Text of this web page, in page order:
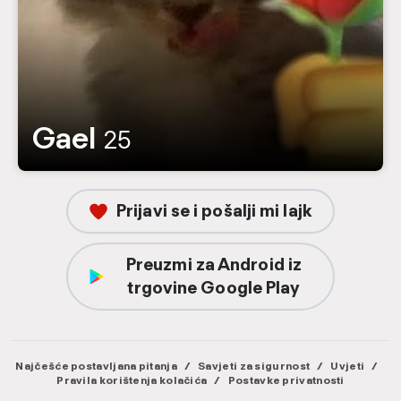
Gael 25
Prijavi se i pošalji mi lajk
Preuzmi za Android iz
trgovine Google Play
Najčešće postavljana pitanja / Savjeti za sigurnost / Uvjeti
/
Pravila korištenja kolačića / Postavke privatnosti